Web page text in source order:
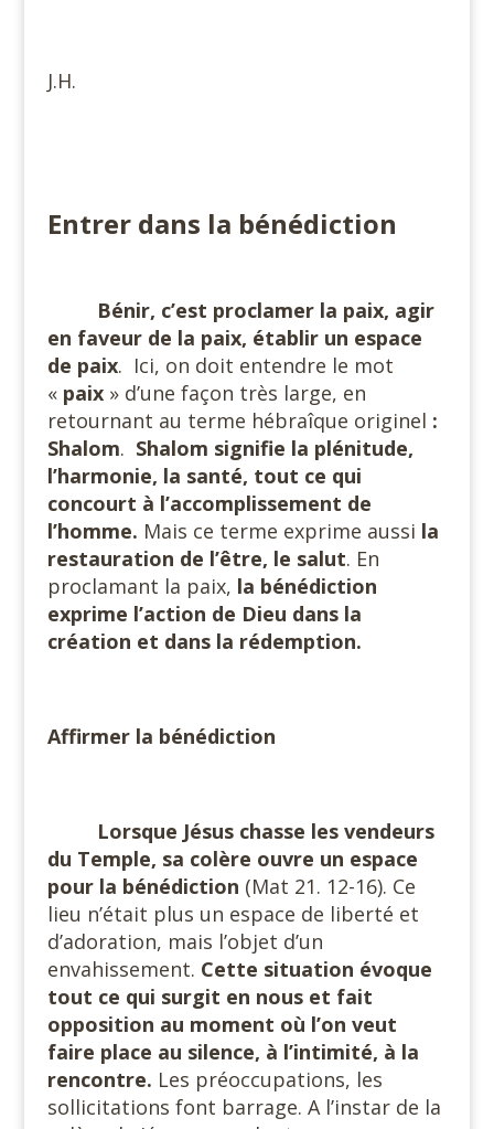
J.H.
Entrer dans la bénédiction
Bénir, c’est proclamer la paix, agir
en faveur de la paix, établir un espace
de paix. Ici, on doit entendre le mot
« paix» d’une façon très large, en
retournant au terme hébraîque originel :
Shalom. Shalom signifie la plénitude,
l’harmonie, la santé, tout ce qui
concourt à l’accomplissement de
l’homme. Mais ce terme exprime aussi la
restauration de l’être, le salut. En
proclamant la paix, la bénédiction
exprime l’action de Dieu dans la
création et dans la rédemption.
Affirmer la bénédiction
Lorsque Jésus chasse les vendeurs
du Temple, sa colère ouvre un espace
pour la bénédiction (Mat 21. 12-16). Ce
lieu n’était plus un espace de liberté et
d’adoration, mais l’objet d’un
envahissement. Cette situation évoque
tout ce qui surgit en nous et fait
opposition au moment où l’on veut
faire place au silence, à l’intimité, à la
rencontre. Les préoccupations, les
sollicitations font barrage. A l’instar de la